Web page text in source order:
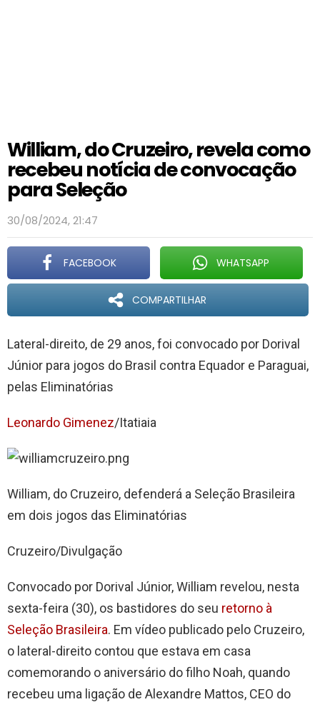
William, do Cruzeiro, revela como
recebeu notícia de convocação
para Seleção
30/08/2024, 21:47
FACEBOOK WHATSAPP
COMPARTILHAR
Lateral-direito, de 29 anos, foi convocado por Dorival
Júnior para jogos do Brasil contra Equador e Paraguai,
pelas Eliminatórias
Leonardo Gimenez/Itatiaia
William, do Cruzeiro, defenderá a Seleção Brasileira
em dois jogos das Eliminatórias
Cruzeiro/Divulgação
Convocado por Dorival Júnior, William revelou, nesta
sexta-feira (30), os bastidores do seu retorno à
Seleção Brasileira. Em vídeo publicado pelo Cruzeiro,
o lateral-direito contou que estava em casa
comemorando o aniversário do filho Noah, quando
recebeu uma ligação de Alexandre Mattos, CEO do